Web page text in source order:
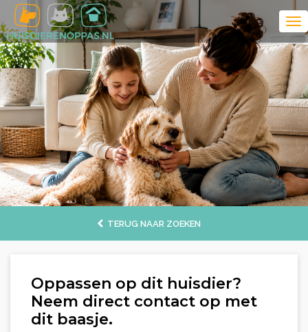
TERUG NAAR ZOEKEN
Oppassen op dit huisdier?
Neem direct contact op met
dit baasje.